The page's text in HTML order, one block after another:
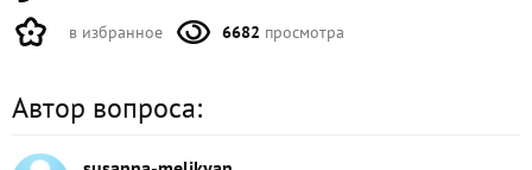
в избранное 6682 просмотра
Автор вопроса: